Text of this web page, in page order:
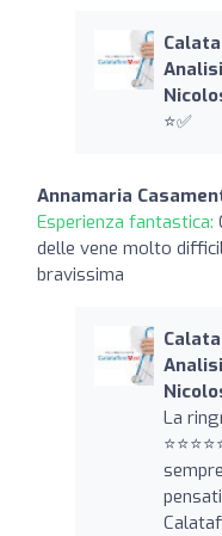
⭐️✅
Annamaria
Esperienza fantastica:
delle vene molto
bravissima
La